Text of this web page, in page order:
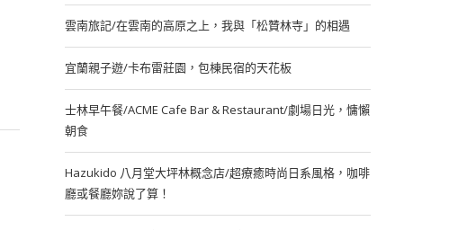
雲南旅記/在雲南的高原之上，我與「松贊林寺」的相遇
宜蘭親子遊/卡布雷莊園，包棟民宿的天花板
士林早午餐/ACME Cafe Bar & Restaurant/劇場日光，慵懶
朝食
Hazukido 八月堂大坪林概念店/超療癒時尚日系風格，咖啡
廳或餐廳妳說了算！